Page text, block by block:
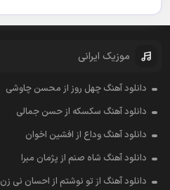
موزیک ایرانی
دانلود آهنگ چهل روز از محسن چاوشی
دانلود آهنگ سکسکه از حسن جمالی
دانلود آهنگ وداع از افشين اخوان
دانلود آهنگ شاه صنم از پژمان مبرا
دانلود آهنگ از تو نوشتم از احسان نی زن